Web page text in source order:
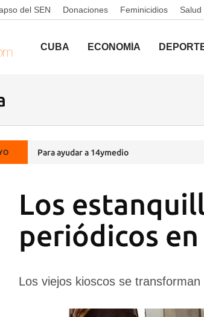
del SEN Donaciones Feminicidios Salud
CUBA ECONOMÍA
Para ayudar a 14ymedio
Los
periódicos en
Los viejos kioscos se